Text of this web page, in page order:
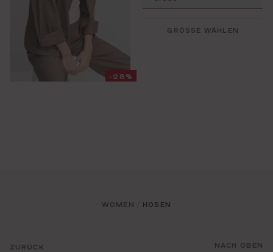
-28%
GRÖSSE WÄHLEN
ZURÜCK
WOMEN HOSEN
NACH OBEN